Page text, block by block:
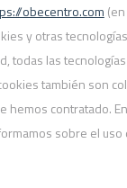
obecentro.com
y otras
todas las
también son
hemos contratado.
sobre el uso